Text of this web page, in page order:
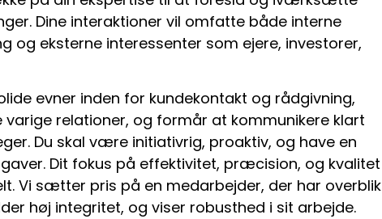
Dine interaktioner vil omfatte både interne
og eksterne interessenter som ejere, investorer,
evner inden for kundekontakt og rådgivning,
relationer, og formår at kommunikere klart
Du skal være initiativrig, proaktiv, og have en
Dit fokus på effektivitet, præcision, og kvalitet
Vi sætter pris på en medarbejder, der har overblik
høj integritet, og viser robusthed i sit arbejde.